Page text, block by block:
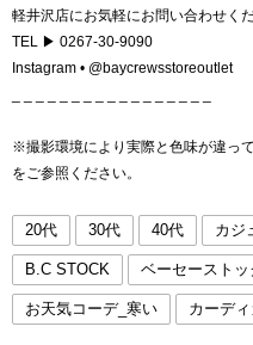
軽井沢店にお気軽にお問い合わせく
TEL ▶ 0267-30-9090
Instagram • @baycrewsstoreoutlet
※撮影環境により実際と色味が違っ
をご参照ください。
20代 30代 40代 カジ
B.C STOCK ベーセーストッ
お天気コーデ_寒い カーデ